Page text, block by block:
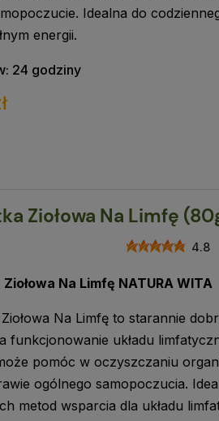
Idealna do
energii.
24 godziny
Ziołowa Na Limfę
4.8
Na Limfę NATURA WITA
Na Limfę to starannie
funkcjonowanie układu
pomóc w oczyszczaniu
ogólnego samopoczucia.
metod wsparcia dla układu